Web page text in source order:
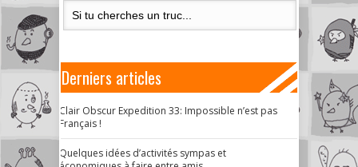
Derniers articles
Clair Obscur Expedition 33: Impossible n’est pas
Français !
Quelques idées d’activités sympas et